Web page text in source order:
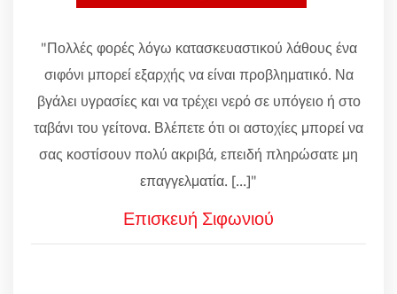
"Πολλές φορές λόγω κατασκευαστικού λάθους ένα
σιφόνι μπορεί εξαρχής να είναι προβληματικό. Να
βγάλει υγρασίες και να τρέχει νερό σε υπόγειο ή στο
ταβάνι του γείτονα. Βλέπετε ότι οι αστοχίες μπορεί να
σας κοστίσουν πολύ ακριβά, επειδή πληρώσατε μη
επαγγελματία. [...]"
Επισκευή Σιφωνιού